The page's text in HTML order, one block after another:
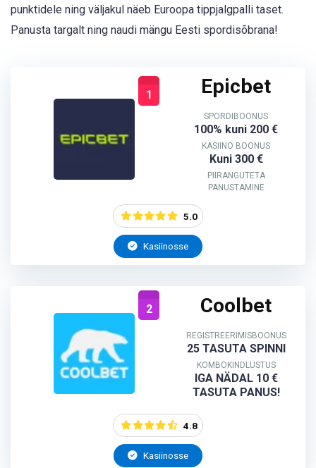
punktidele ning väljakul näeb Euroopa tippjalgpalli taset.
Panusta targalt ning naudi mängu Eesti spordisõbrana!
1 Epicbet
SPORDIBOONUS
100% kuni 200 €
KASIINO BOONUS
Kuni 300 €
PIIRANGUTETA
PANUSTAMINE
5.0
Kasiinosse
2 Coolbet
REGISTREERIMISBOONUS
25 TASUTA SPINNI
KOMBOKINDLUSTUS
IGA NÄDAL 10 €
TASUTA PANUS!
4.8
Kasiinosse